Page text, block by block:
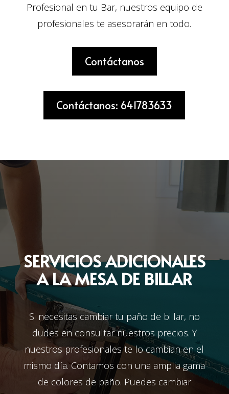
Profesional en tu Bar, nuestros equipo de
profesionales te asesorarán en todo.
Contáctanos
Contáctanos: 641783633
SERVICIOS ADICIONALES
A LA MESA DE BILLAR
Si necesitas cambiar tu paño de billar, no
dudes en consultar nuestros precios. Y
nuestros profesionales te lo cambian en el
mismo día. Contamos con una amplia gama
de colores de paño. Puedes cambiar